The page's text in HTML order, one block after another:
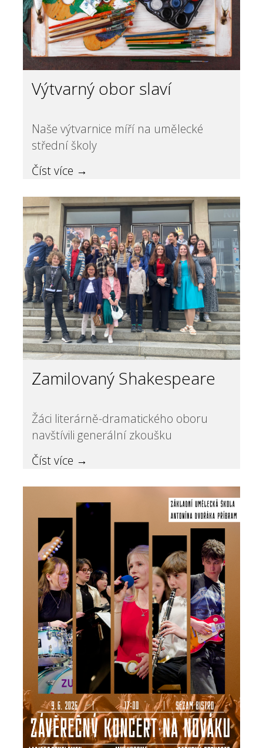
Výtvarný obor slaví
Naše výtvarnice míří na umělecké
střední školy
Číst více →
Zamilovaný Shakespeare
Žáci literárně-dramatického oboru
navštívili generální zkoušku
Číst více →